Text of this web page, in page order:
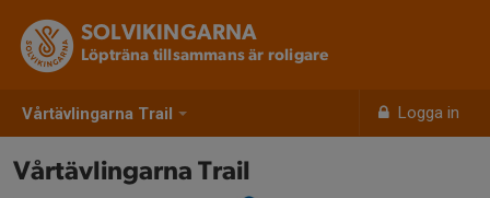
Vårtävlingarna Trail Logga in
SOLVIKINGARNA
Löpträna tillsammans är roligare
Vårtävlingarna Trail